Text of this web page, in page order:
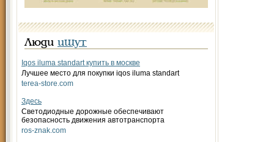
Люди ищут
Iqos iluma standart купить в москве
Лучшее место для покупки iqos iluma standart
terea-store.com
Здесь
Светодиодные дорожные обеспечивают
безопасность движения автотранспорта
ros-znak.com